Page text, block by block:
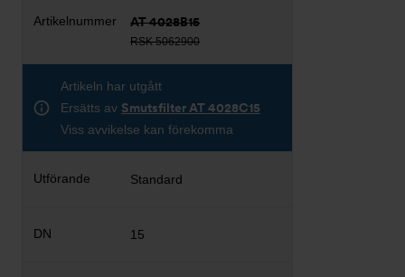
AT 4028B15
RSK 5062900
Artikeln har utgått
Ersätts av Smutsfilter AT 4028C15
Viss avvikelse kan förekomma
Standard
15